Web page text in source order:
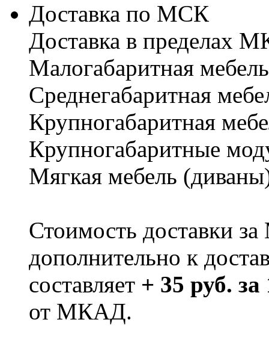
Доставка по МСК
Доставка в пределах
Малогабаритная
Cреднегабаритная
Крупногабаритная
Крупногабаритные
Мягкая мебель
Стоимость доставки
дополнительно к
составляет + 35 руб.
от МКАД.